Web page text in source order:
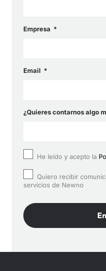
Empresa
Email
¿Quieres contarnos algo
He leído y acepto la
Quiero recibir
servicios de Newno